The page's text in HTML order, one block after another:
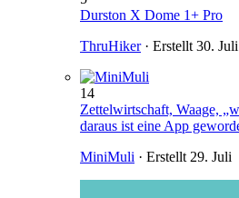
Durston X Dome 1+ Pro
ThruHiker· Erstellt 30. Juli
14
Zettelwirtschaft, Waage,
daraus ist eine App
MiniMuli · Erstellt 29. Juli